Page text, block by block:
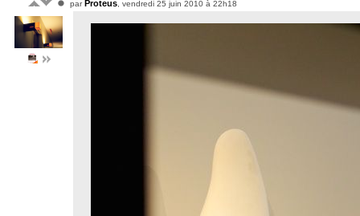
par Proteus , vendredi 25 juin 2010 à 22h18